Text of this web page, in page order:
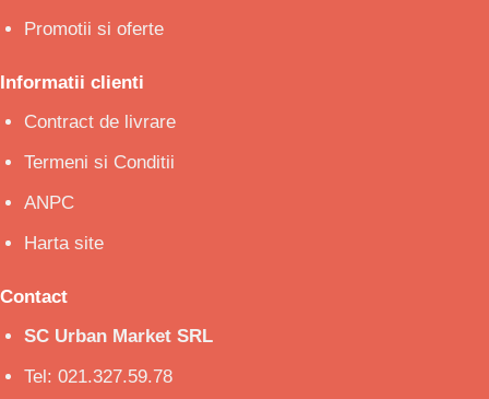
Promotii si oferte
Informatii clienti
Contract de livrare
Termeni si Conditii
ANPC
Harta site
Contact
SC Urban Market SRL
Tel: 021.327.59.78